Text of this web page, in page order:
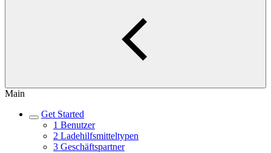
Main
Get Started
1 Benutzer
2 Ladehilfsmitteltypen
3 Geschäftspartner